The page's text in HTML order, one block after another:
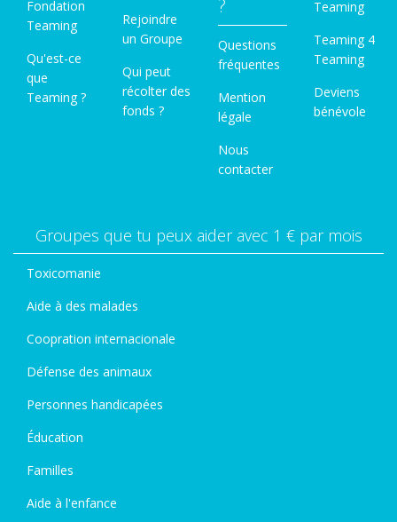
Fondation
Teaming
Qu'est-ce
que
Teaming ?
Rejoindre
un Groupe
Qui peut
récolter des
fonds ?
?
Questions
fréquentes
Mention
légale
Nous
contacter
Teaming
Teaming 4
Teaming
Deviens
bénévole
Groupes que tu peux aider avec 1 € par mois
Toxicomanie
Aide à des malades
Coopration internacionale
Défense des animaux
Personnes handicapées
Éducation
Familles
Aide à l'enfance